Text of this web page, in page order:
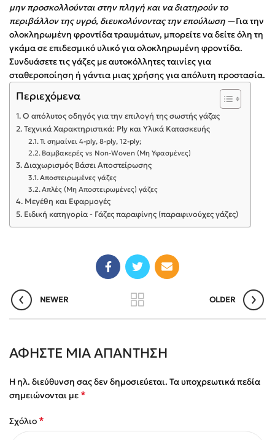
μην προσκολλούνται στην πληγή και να διατηρούν το
περιβάλλον της υγρό, διευκολύνοντας την επούλωση —Για την
ολοκληρωμένη φροντίδα τραυμάτων, μπορείτε να δείτε όλη τη
γκάμα σε επιδεσμικό υλικό για ολοκληρωμένη φροντίδα.
Συνδυάσετε τις γάζες με αυτοκόλλητες ταινίες για
σταθεροποίηση ή γάντια μιας χρήσης για απόλυτη προστασία.
Περιεχόμενα
Ο απόλυτος οδηγός για την επιλογή της σωστής γάζας
Τεχνικά Χαρακτηριστικά: Ply και Υλικά Κατασκευής
Τι σημαίνει 4-ply, 8-ply, 12-ply;
Βαμβακερές vs Non-Woven (Μη Υφασμένες)
Διαχωρισμός Βάσει Αποστείρωσης
Αποστειρωμένες γάζες
Απλές (Μη Αποστειρωμένες) γάζες
Μεγέθη και Εφαρμογές
Ειδική κατηγορία - Γάζες παραφίνης (παραφινούχες γάζες)
NEWER OLDER
ΑΦΉΣΤΕ ΜΙΑ ΑΠΆΝΤΗΣΗ
Η ηλ. διεύθυνση σας δεν δημοσιεύεται. Τα υποχρεωτικά πεδία
σημειώνονται με *
Σχόλιο *